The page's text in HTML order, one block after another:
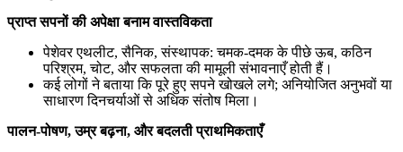
प्राप्त सपनों की अपेक्षा बनाम वास्तविकता
पेशेवर एथलीट, सैनिक, संस्थापक: चमक-दमक के पीछे ऊब, कठिन
परिश्रम, चोट, और सफलता की मामूली संभावनाएँ होती हैं।
कई लोगों ने बताया कि पूरे हुए सपने खोखले लगे; अनियोजित अनुभवों या
साधारण दिनचर्याओं से अधिक संतोष मिला।
पालन-पोषण, उम्र बढ़ना, और बदलती प्राथमिकताएँ